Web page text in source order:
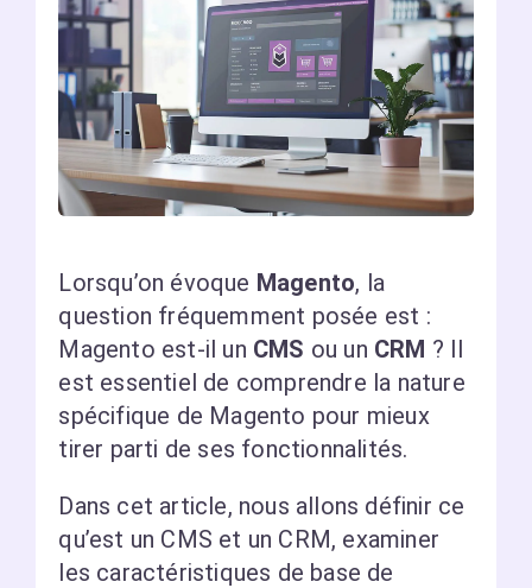
Lorsqu’on évoque Magento, la
question fréquemment posée est :
Magento est-il un CMS ou un CRM ? Il
est essentiel de comprendre la nature
spécifique de Magento pour mieux
tirer parti de ses fonctionnalités.
Dans cet article, nous allons définir ce
qu’est un CMS et un CRM, examiner
les caractéristiques de base de